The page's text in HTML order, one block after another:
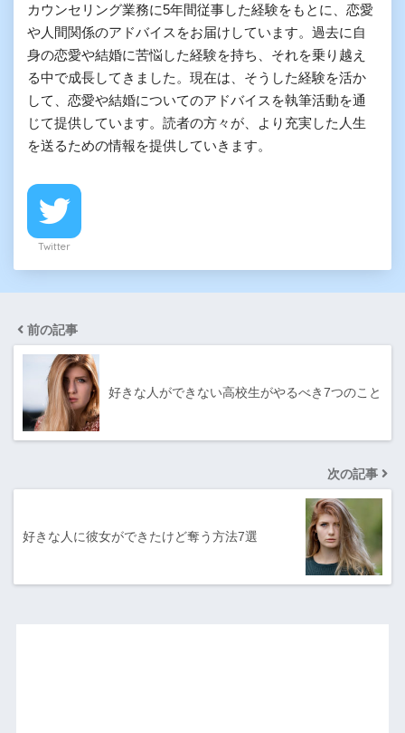
カウンセリング業務に5年間従事した経験をもとに、恋愛
や人間関係のアドバイスをお届けしています。過去に自
身の恋愛や結婚に苦悩した経験を持ち、それを乗り越え
る中で成長してきました。現在は、そうした経験を活か
して、恋愛や結婚についてのアドバイスを執筆活動を通
じて提供しています。読者の方々が、より充実した人生
を送るための情報を提供していきます。
Twitter
前の記事
好きな人ができない高校生がやるべき7つのこと
次の記事
好きな人に彼女ができたけど奪う方法7選